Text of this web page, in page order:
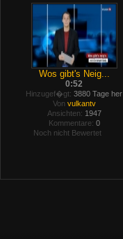
Wos gibt's Neig...
0:52
Hinzugef�gt: 3880 Tage her
Von vulkantv
Ansichten: 1947
Kommentare: 0
Noch nicht Bewertet